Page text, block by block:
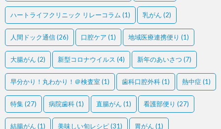
ハートライフクリニック リレーコラム (1) 乳がん (2)
人間ドック通信(26) 口腔ケア (1) 地域医療連携便り (1)
大腸がん (2) 新型コロナウイルス (4) 新年のあいさつ (7)
早分かり！丸わかり！＠検査室 (1) 歯科口腔外科(1) 熱中症 (1)
特集(27) 病院歯科(1) 直腸がん (1) 看護部便り (27)
結腸がん (1) 美味しい旬レシピ(31) 胃がん (1)